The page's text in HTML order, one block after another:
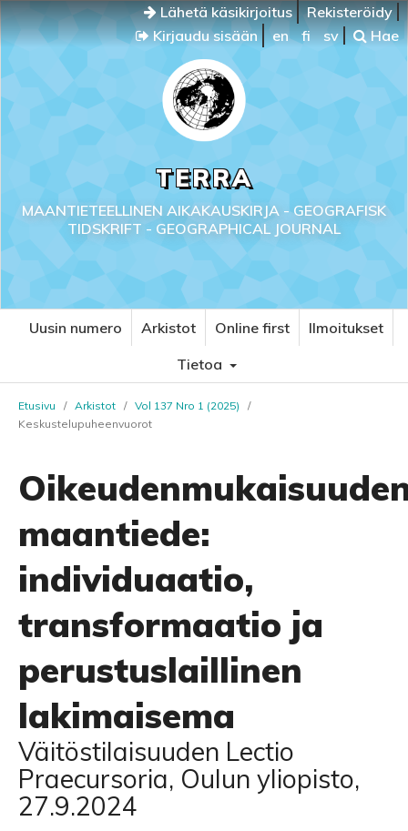
Lähetä käsikirjoitus
Rekisteröidy
Kirjaudu sisään
en fi sv Hae
TERRA
MAANTIETEELLINEN AIKAKAUSKIRJA - GEOGRAFISK
TIDSKRIFT - GEOGRAPHICAL JOURNAL
Uusin numero Arkistot Online first
Ilmoitukset
Tietoa
Etusivu / Arkistot / Vol 137 Nro 1 (2025)
/
Keskustelupuheenvuorot
maantiede:
individuaatio,
transformaatio ja
perustuslaillinen
lakimaisema
Väitöstilaisuuden Lectio
Praecursoria, Oulun yliopisto,
27.9.2024